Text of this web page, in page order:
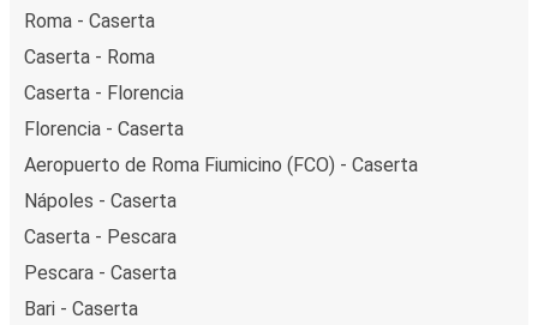
Roma - Caserta
Caserta - Roma
Caserta - Florencia
Florencia - Caserta
Aeropuerto de Roma Fiumicino (FCO) - Caserta
Nápoles - Caserta
Caserta - Pescara
Pescara - Caserta
Bari - Caserta